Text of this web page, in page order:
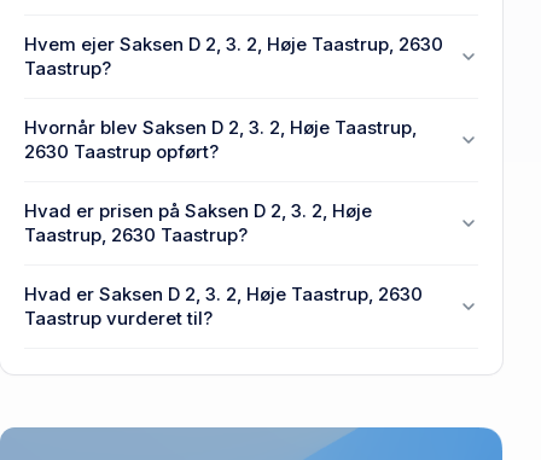
Hvem ejer Saksen D 2, 3. 2, Høje Taastrup, 2630
Taastrup?
En eller flere privat(e) ejer Saksen D 2, 3. 2, Høje
Taastrup, 2630 Taastrup.
Hvornår blev Saksen D 2, 3. 2, Høje Taastrup,
2630 Taastrup opført?
Den primære bygning blev opført i 1972 på Saksen
D 2, 3. 2, Høje Taastrup, 2630 Taastrup.
Hvad er prisen på Saksen D 2, 3. 2, Høje
Taastrup, 2630 Taastrup?
Taastrup, 2630 Taastrup senest blev handlet i
Hvad er Saksen D 2, 3. 2, Høje Taastrup, 2630
Taastrup vurderet til?